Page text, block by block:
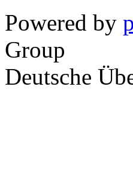
Powered by
Group
Deutsche